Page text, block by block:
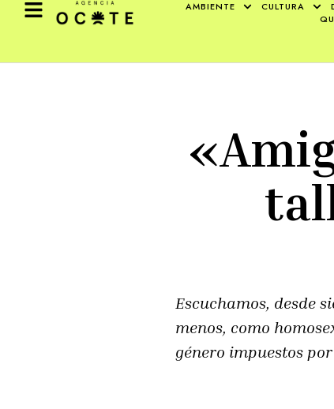
AMBIENTE CULTURA
Escuchamos, desde
menos, como
género impuestos